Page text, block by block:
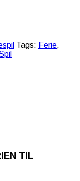
Tags: Ferie,
TIL